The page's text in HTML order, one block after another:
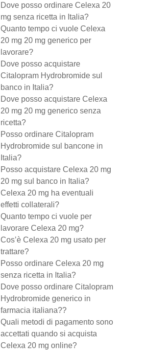
Dove posso ordinare Celexa 20
mg senza ricetta in Italia?
Quanto tempo ci vuole Celexa
20 mg 20 mg generico per
lavorare?
Dove posso acquistare
Citalopram Hydrobromide sul
banco in Italia?
Dove posso acquistare Celexa
20 mg 20 mg generico senza
ricetta?
Posso ordinare Citalopram
Hydrobromide sul bancone in
Italia?
Posso acquistare Celexa 20 mg
20 mg sul banco in Italia?
Celexa 20 mg ha eventuali
effetti collaterali?
Quanto tempo ci vuole per
lavorare Celexa 20 mg?
Cos’è Celexa 20 mg usato per
trattare?
Posso ordinare Celexa 20 mg
senza ricetta in Italia?
Dove posso ordinare Citalopram
Hydrobromide generico in
farmacia italiana??
Quali metodi di pagamento sono
accettati quando si acquista
Celexa 20 mg online?